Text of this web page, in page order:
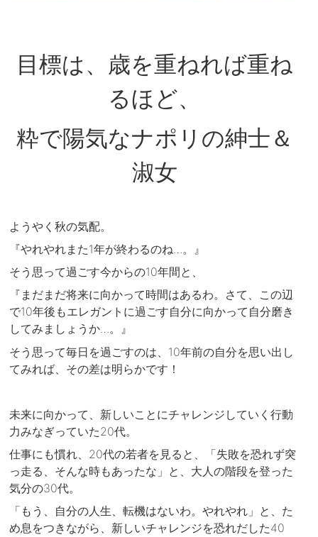
目標は、歳を重ねれば重ね
るほど、
粋で陽気なナポリの紳士＆
淑女
ようやく秋の気配。
『やれやれまた1年が終わるのね…。』
そう思って過ごす今からの10年間と、
『まだまだ将来に向かって時間はあるわ。さて、この辺
で10年後もエレガントに過ごす自分に向かって自分磨き
してみましょうか…。』
そう思って毎日を過ごすのは、10年前の自分を思い出し
てみれば、その差は明らかです！
未来に向かって、新しいことにチャレンジしていく行動
力みなぎっていた20代。
仕事にも慣れ、20代の若者を見ると、「失敗を恐れず突
っ走る、そんな時もあったな」と、大人の階段を登った
気分の30代。
「もう、自分の人生、転機はないわ。やれやれ」と、た
め息をつきながら、新しいチャレンジを恐れだした40